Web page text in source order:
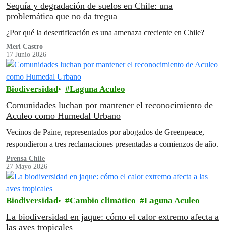
Sequía y degradación de suelos en Chile: una
problemática que no da tregua
¿Por qué la desertificación es una amenaza creciente en Chile?
Meri Castro
17 Junio 2026
Biodiversidad Laguna Aculeo
Comunidades luchan por mantener el reconocimiento de
Aculeo como Humedal Urbano
Vecinos de Paine, representados por abogados de Greenpeace,
respondieron a tres reclamaciones presentadas a comienzos de año.
Prensa Chile
27 Mayo 2026
Biodiversidad Cambio climático Laguna Aculeo
La biodiversidad en jaque: cómo el calor extremo afecta a
las aves tropicales